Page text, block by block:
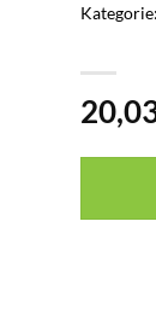
Kategorie: